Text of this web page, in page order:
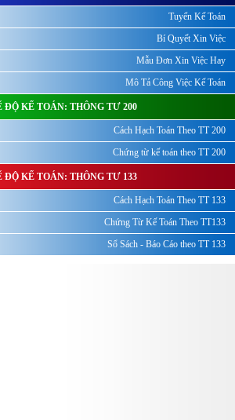
Tuyển Kế Toán
Bí Quyết Xin Việc
Mẫu Đơn Xin Việc Hay
Mô Tả Công Việc Kế Toán
ĐỘ KẾ TOÁN: THÔNG TƯ 200
Cách Hạch Toán Theo TT 200
Chứng từ kế toán theo TT 200
ĐỘ KẾ TOÁN: THÔNG TƯ 133
Cách Hạch Toán Theo TT 133
Chứng Từ Kế Toán Theo TT133
Sổ Sách - Báo Cáo theo TT 133